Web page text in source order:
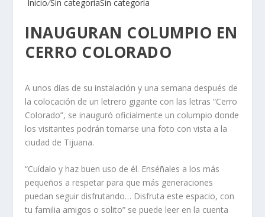
Inicio/Sin categoríaSin categoría
INAUGURAN COLUMPIO EN
CERRO COLORADO
A unos días de su instalación y una semana después de
la colocación de un letrero gigante con las letras “Cerro
Colorado”, se inauguró oficialmente un columpio donde
los visitantes podrán tomarse una foto con vista a la
ciudad de Tijuana.
“Cuídalo y haz buen uso de él. Enséñales a los más
pequeños a respetar para que más generaciones
puedan seguir disfrutando… Disfruta este espacio, con
tu familia amigos o solito” se puede leer en la cuenta